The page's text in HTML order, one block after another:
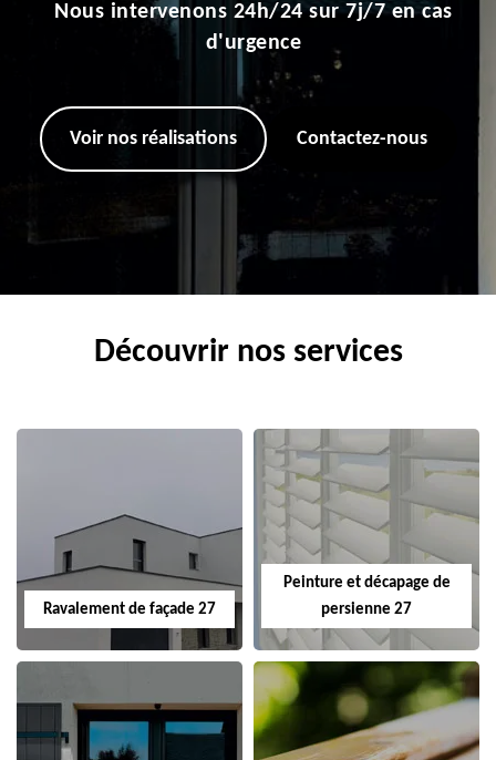
Nous intervenons 24h/24 sur 7j/7 en cas
d'urgence
Voir nos réalisations Contactez-nous
Découvrir nos services
Ravalement de façade 27
Peinture et décapage de
persienne 27